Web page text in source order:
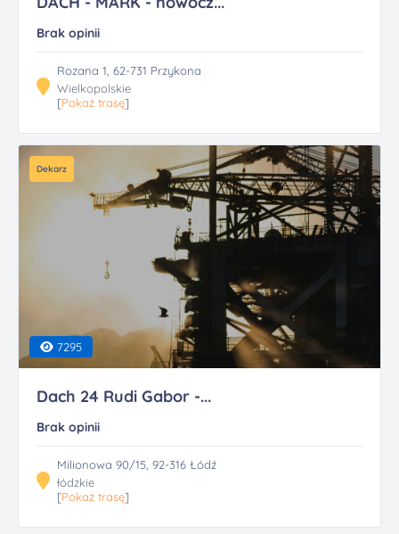
Brak opinii
Rozana 1, 62-731 Przykona
Wielkopolskie
[Pokaż trasę]
Dekarz
7295
Dach 24 Rudi Gabor -...
Brak opinii
Milionowa 90/15, 92-316 Łódź
łódzkie
[Pokaż trasę]